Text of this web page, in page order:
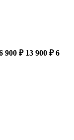
900 ₽ 13 900 ₽ 6